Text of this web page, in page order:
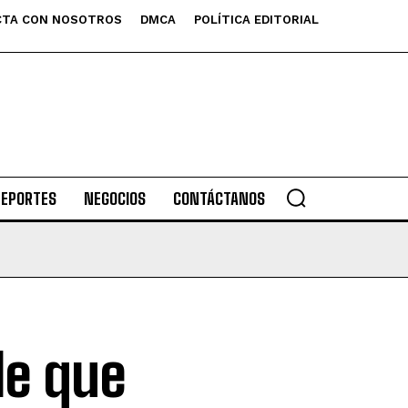
CON NOSOTROS DMCA POLÍTICA EDITORIAL
NEGOCIOS CONTÁCTANOS
que